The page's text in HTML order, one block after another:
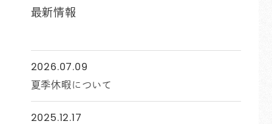
最新情報
2026.07.09
夏季休暇について
2025.12.17